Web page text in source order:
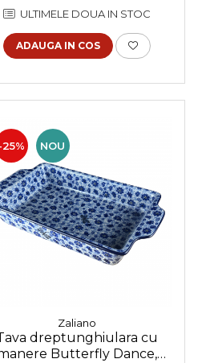
ULTIMELE DOUA IN STOC
ADAUGA IN COS
25% NOU
Zaliano
dreptunghiulara cu
Butterfly Dance,